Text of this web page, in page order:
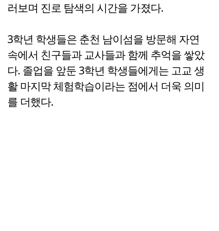
러보며 진로 탐색의 시간을 가졌다.
3학년 학생들은 춘천 남이섬을 방문해 자연
속에서 친구들과 교사들과 함께 추억을 쌓았
다. 졸업을 앞둔 3학년 학생들에게는 고교 생
활 마지막 체험학습이라는 점에서 더욱 의미
를 더했다.